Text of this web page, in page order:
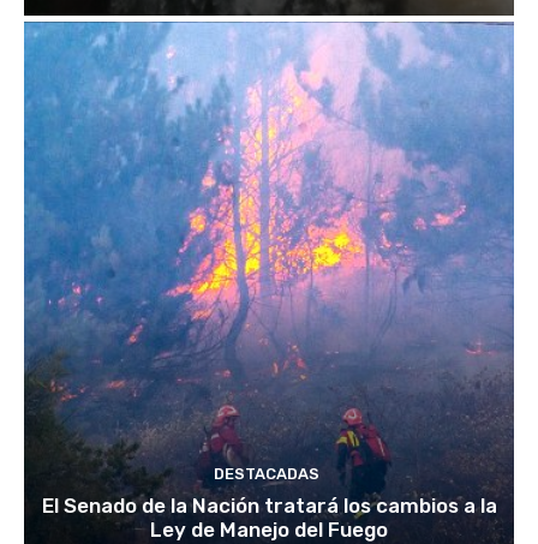
DESTACADAS
El Senado de la Nación tratará los cambios a la
Ley de Manejo del Fuego